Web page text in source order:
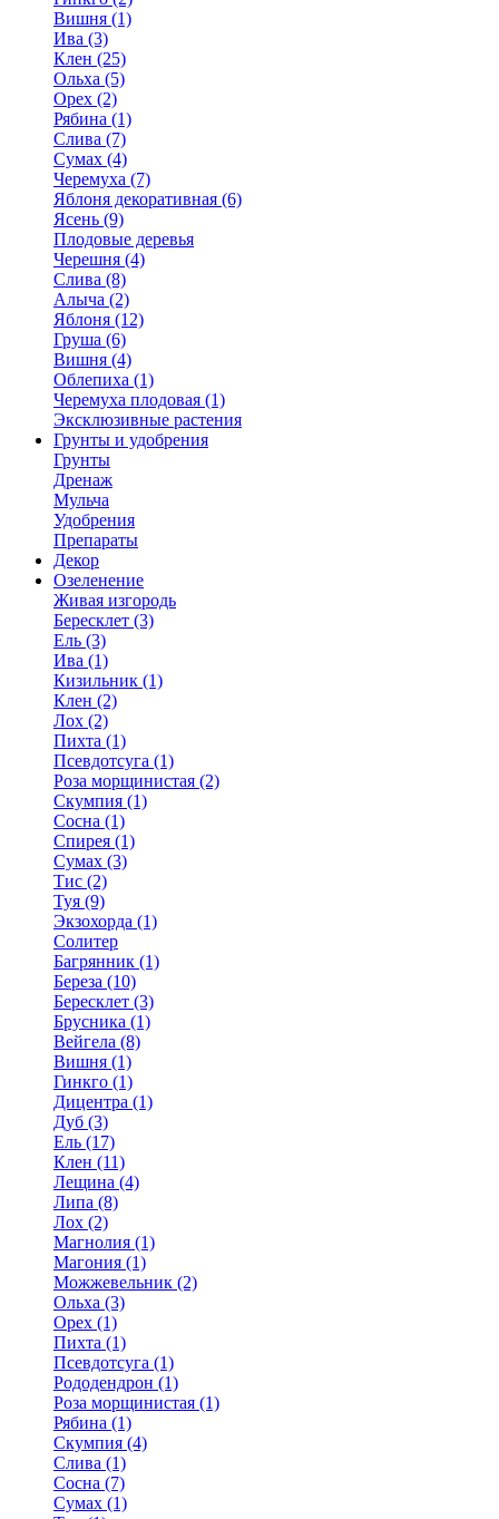
Вишня (1)
Ива (3)
Клен (25)
Ольха (5)
Орех (2)
Рябина (1)
Слива (7)
Сумах (4)
Черемуха (7)
Яблоня декоративная (6)
Ясень (9)
Плодовые деревья
Черешня (4)
Слива (8)
Алыча (2)
Яблоня (12)
Груша (6)
Вишня (4)
Облепиха (1)
Черемуха плодовая (1)
Эксклюзивные растения
Грунты и удобрения
Грунты
Дренаж
Мульча
Удобрения
Препараты
Декор
Озеленение
Живая изгородь
Бересклет (3)
Ель (3)
Ива (1)
Кизильник (1)
Клен (2)
Лох (2)
Пихта (1)
Псевдотсуга (1)
Роза морщинистая (2)
Скумпия (1)
Сосна (1)
Спирея (1)
Сумах (3)
Тис (2)
Туя (9)
Экзохорда (1)
Солитер
Багрянник (1)
Береза (10)
Бересклет (3)
Брусника (1)
Вейгела (8)
Вишня (1)
Гинкго (1)
Дицентра (1)
Дуб (3)
Ель (17)
Клен (11)
Лещина (4)
Липа (8)
Лох (2)
Магнолия (1)
Магония (1)
Можжевельник (2)
Ольха (3)
Орех (1)
Пихта (1)
Псевдотсуга (1)
Рододендрон (1)
Роза морщинистая (1)
Рябина (1)
Скумпия (4)
Слива (1)
Сосна (7)
Сумах (1)